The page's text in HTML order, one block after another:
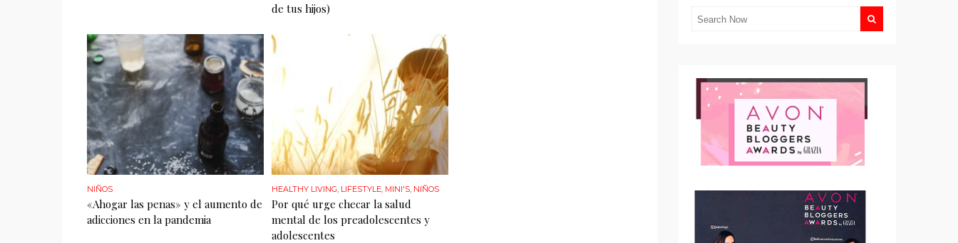
de tus hijos)
NIÑOS
«Ahogar las penas» y el aumento de
adicciones en la pandemia
HEALTHY LIVING LIFESTYLE, MINI'S, NIÑOS
Por qué urge checar la salud
mental de los preadolescentes y
adolescentes